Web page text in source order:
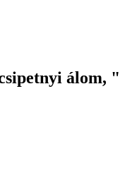
álom,